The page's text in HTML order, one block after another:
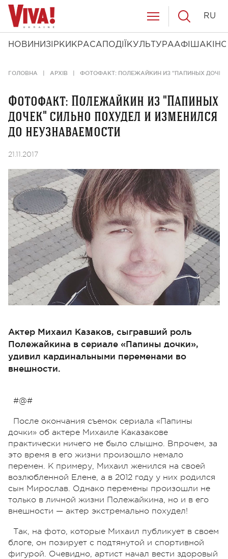
НОВИНИ ЗІРКИ КРАСА ПОДІЇ КУЛЬТУРААФІША КІНО
RU
ГОЛОВНА АРХІВ ФОТОФАКТ: ПОЛЕЖАЙКИН ИЗ "ПАПИНЫХ
Фотофакт: Полежайкин из "Папиных
дочек" сильно похудел и изменился
до неузнаваемости
21.11.2017
Актер Михаил Казаков, сыгравший роль
Полежайкина в сериале «Папины дочки»,
удивил кардинальными переменами во
внешности.
#@#
После окончания съемок сериала «Папины
дочки» об актере Михаиле Каказакове
практически ничего не было слышно. Впрочем, за
это время в его жизни произошло немало
перемен. К примеру, Михаил женился на своей
возлюбленной Елене, а в 2012 году у них родился
сын Мирослав. Однако перемены произошли не
только в личной жизни Полежайкина, но и в его
внешности — актер экстремально похудел!
Так, на фото, которые Михаил публикует в своем
блоге, он позирует с подтянутой и спортивной
фигурой. Очевидно, артист начал вести здоровый